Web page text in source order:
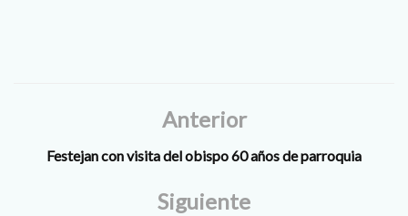
Anterior
Festejan con visita del obispo 60 años de parroquia
Siguiente